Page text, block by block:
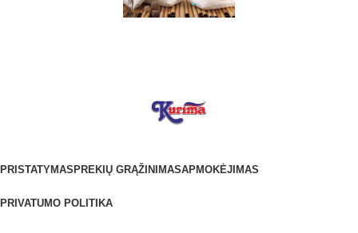
PRISTATYMASPREKIŲ GRĄŽINIMASAPMOKĖJIMAS
PRIVATUMO POLITIKA